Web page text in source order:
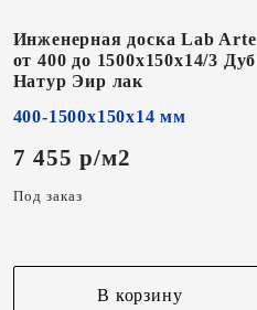
Инженерная доска Lab Arte
от 400 до 1500х150х14/3 Дуб
Натур Эир лак
400-1500х150х14 мм
7 455 р/м2
Под заказ
В корзину